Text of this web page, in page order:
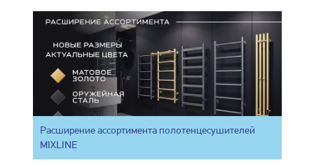
Расширение ассортимента полотенцесушителей
MIXLINE